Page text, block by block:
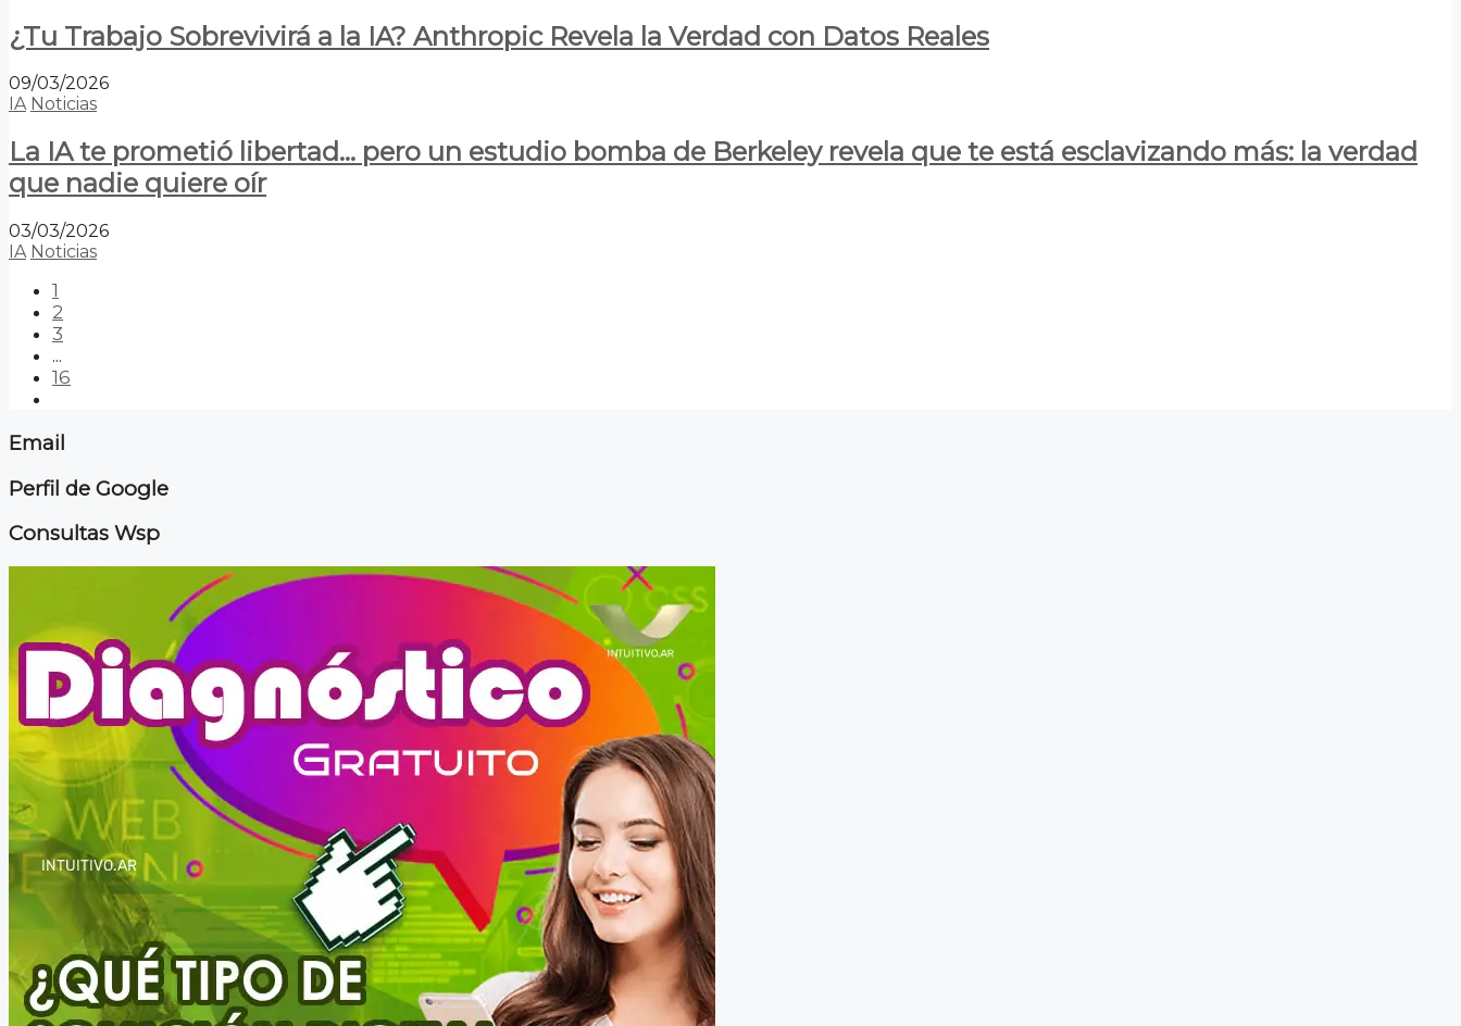
¿Tu Trabajo Sobrevivirá a la IA? Anthropic Revela la Verdad con Datos Reales
09/03/2026
IA Noticias
La IA te prometió libertad… pero un estudio bomba de Berkeley revela que te está esclavizando más: la verdad
que nadie quiere oír
03/03/2026
IA Noticias
1
2
3
...
16
Email
Perfil de Google
Consultas Wsp